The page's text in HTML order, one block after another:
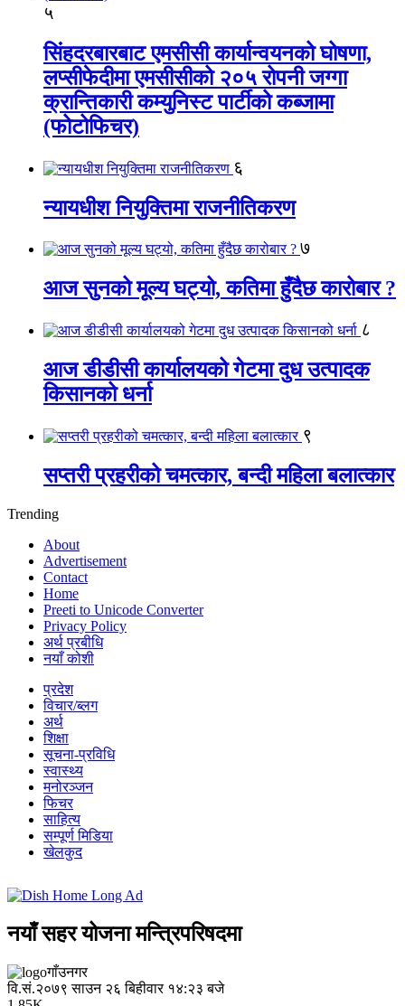
५
सिंहदरबारबाट एमसीसी कार्यान्वयनको घोषणा,
लप्सीफेदीमा एमसीसीको २०५ रोपनी जग्गा
क्रान्तिकारी कम्युनिस्ट पार्टीको कब्जामा
(फोटोफिचर)
६
न्यायधीश नियुक्तिमा राजनीतिकरण
७
आज सुनको मूल्य घट्यो, कतिमा हुँदैछ कारोबार ?
८
आज डीडीसी कार्यालयको गेटमा दुध उत्पादक
किसानको धर्ना
९
सप्तरी प्रहरीको चमत्कार, बन्दी महिला बलात्कार
Trending
About
Advertisement
Contact
Home
Preeti to Unicode Converter
Privacy Policy
अर्थ प्रबीधि
नयाँ कोशी
प्रदेश
विचार/ब्लग
अर्थ
शिक्षा
सूचना-प्रविधि
स्वास्थ्य
मनोरञ्जन
फिचर
साहित्य
सम्पूर्ण मिडिया
खेलकुद
नयाँ सहर योजना मन्त्रिपरिषदमा
गाँउनगर
वि.सं.२०७९ साउन २६ बिहीवार १४:२३ बजे